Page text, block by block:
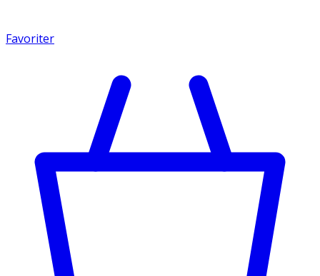
Favoriter